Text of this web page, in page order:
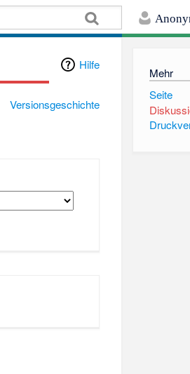
Mehr
Seite
Hilfe
Versionsgeschichte